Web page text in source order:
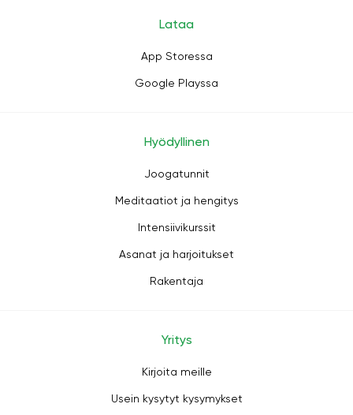
Lataa
App Storessa
Google Playssa
Hyödyllinen
Joogatunnit
Meditaatiot ja hengitys
Intensiivikurssit
Asanat ja harjoitukset
Rakentaja
Yritys
Kirjoita meille
Usein kysytyt kysymykset